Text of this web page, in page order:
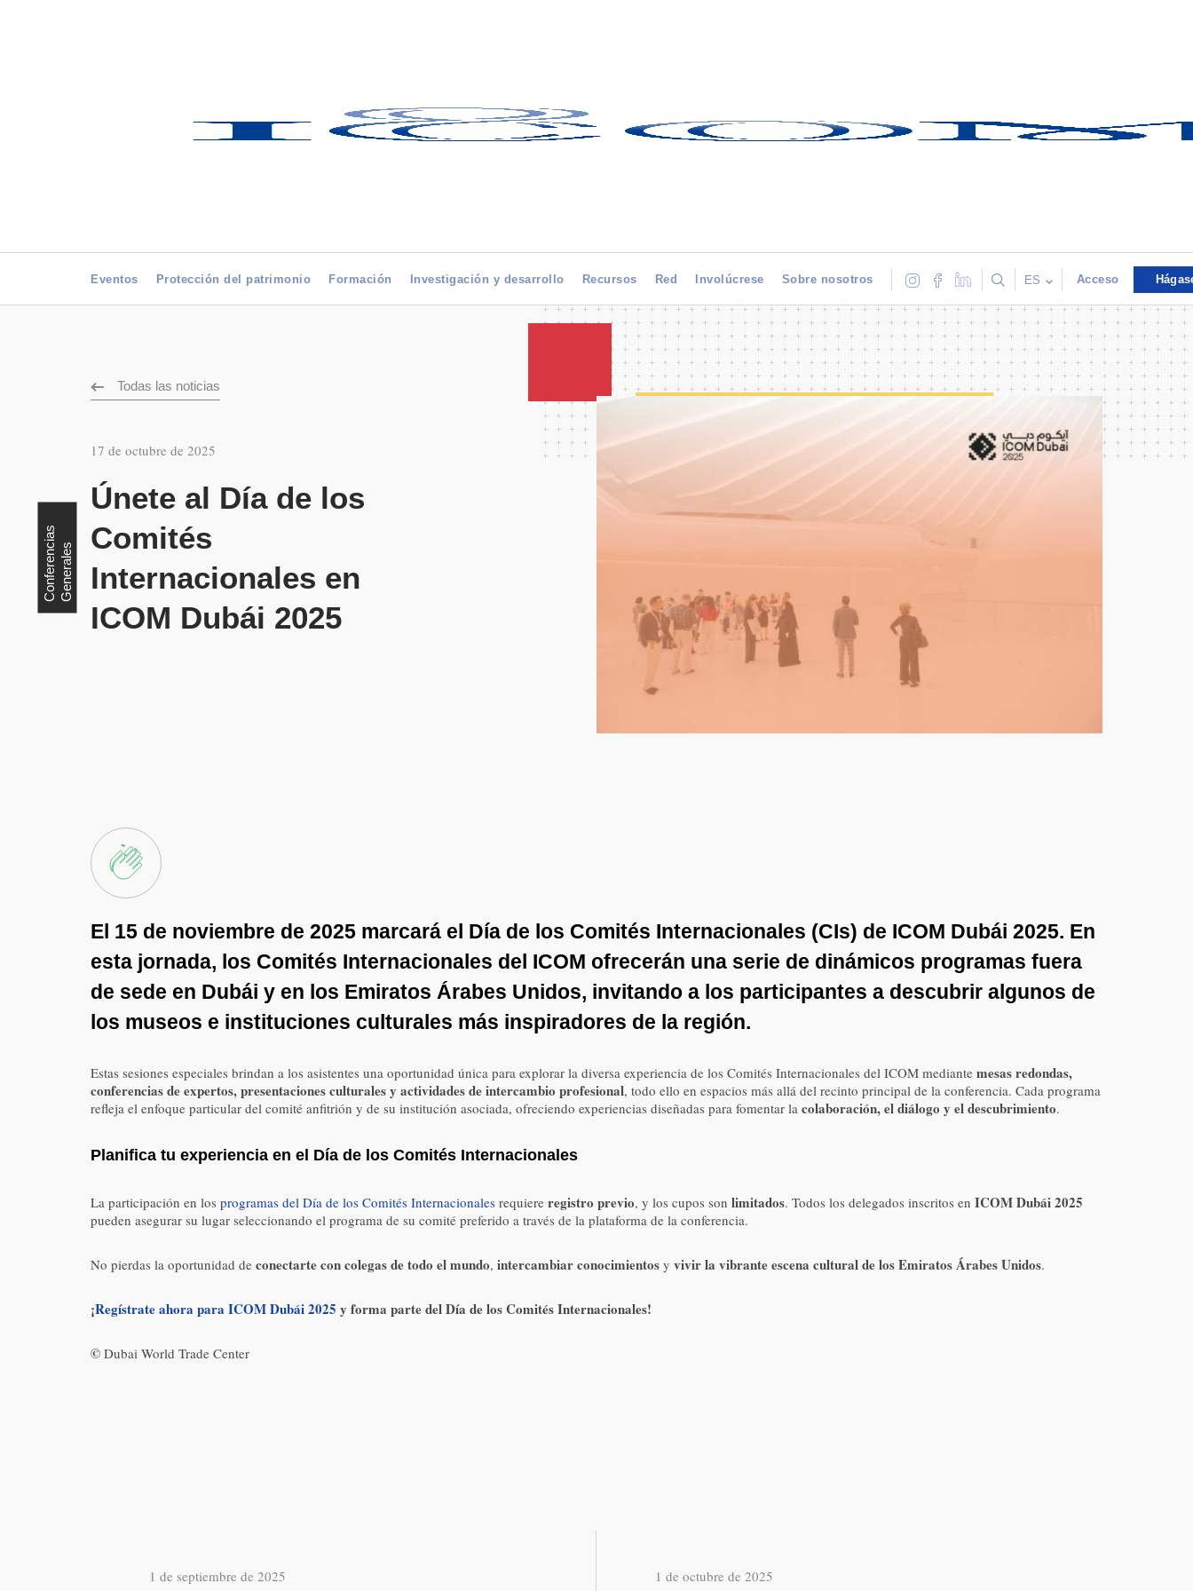
Eventos Protección del patrimonio Formación Investigación y desarrollo Recursos Red Involúcrese Sobre nosotros ES Acceso
Todas las noticias
17 de octubre de 2025
C
o
n
f
e
r
e
nc
i
a
s
G
e
n
e
r
a
l
es
Únete al Día de los
Comités
Internacionales en
ICOM Dubái 2025
El 15 de noviembre de 2025 marcará el Día de los Comités Internacionales (CIs) de ICOM Dubái 2025. En
esta jornada, los Comités Internacionales del ICOM ofrecerán una serie de dinámicos programas fuera
de sede en Dubái y en los Emiratos Árabes Unidos, invitando a los participantes a descubrir algunos de
los museos e instituciones culturales más inspiradores de la región.
Estas sesiones especiales brindan a los asistentes una oportunidad única para explorar la diversa experiencia de los Comités Internacionales del ICOM mediante mesas redondas,
conferencias de expertos, presentaciones culturales y actividades de intercambio profesional, todo ello en espacios más allá del recinto principal de la conferencia. Cada programa
refleja el enfoque particular del comité anfitrión y de su institución asociada, ofreciendo experiencias diseñadas para fomentar la colaboración, el diálogo y el descubrimiento.
Planifica tu experiencia en el Día de los Comités Internacionales
La participación en los programas del Día de los Comités Internacionales requiere registro previo, y los cupos son limitados. Todos los delegados inscritos en ICOM Dubái 2025
pueden asegurar su lugar seleccionando el programa de su comité preferido a través de la plataforma de la conferencia.
No pierdas la oportunidad de conectarte con colegas de todo el mundo, intercambiar conocimientos y vivir la vibrante escena cultural de los Emiratos Árabes Unidos.
¡Regístrate ahora para ICOM Dubái 2025 y forma parte del Día de los Comités Internacionales!
© Dubai World Trade Center
1 de septiembre de 2025 1 de octubre de 2025